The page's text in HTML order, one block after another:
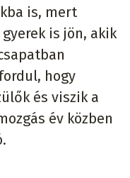
is, mert
is jön, akik
hogy
és viszik a
év közben